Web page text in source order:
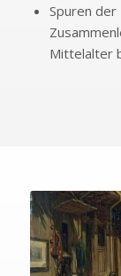
Spuren der
Mittelalter